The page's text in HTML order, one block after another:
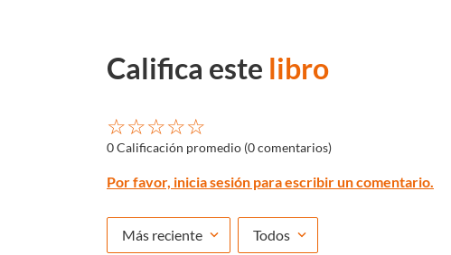
Califica este libro
☆☆☆☆☆
0 Calificación promedio (0 comentarios)
Por favor, inicia sesión para escribir un comentario.
Más reciente Todos